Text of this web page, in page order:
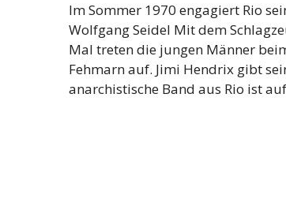
Im Sommer 1970 engagiert Rio
Wolfgang Seidel Mit dem
Mal treten die jungen Männer
Fehmarn auf. Jimi Hendrix gibt
anarchistische Band aus Rio ist